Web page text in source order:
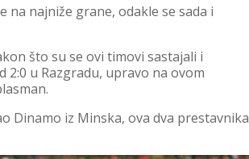
najniže grane, odakle se sada i
što su se ovi timovi sastajali i
2:0 u Razgradu, upravo na ovom
Dinamo iz Minska, ova dva prestavnika